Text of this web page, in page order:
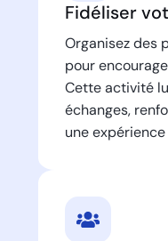
Fidéliser
Organisez des
pour
Cette activité
échanges,
une